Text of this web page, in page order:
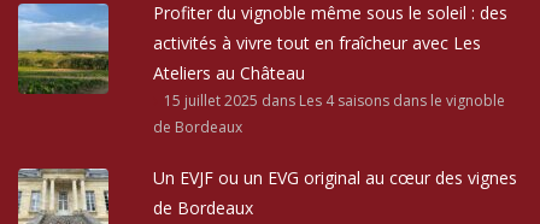
Profiter du vignoble même sous le soleil : des
activités à vivre tout en fraîcheur avec Les
Ateliers au Château
15 juillet 2025 dans Les 4 saisons dans le vignoble
de Bordeaux
Un EVJF ou un EVG original au cœur des vignes
de Bordeaux